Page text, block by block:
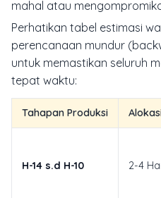
mahal atau
Perhatikan tabel estimasi
perencanaan mundur (
untuk memastikan seluruh
tepat waktu:
Tahapan Produksi
H-14 s.d H-10 2-4